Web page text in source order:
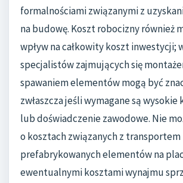
formalnościami związanymi z
na budowę. Koszt robocizny również
wpływ na całkowity koszt inwestycji;
specjalistów zajmujących się
spawaniem elementów mogą być
zwłaszcza jeśli wymagane są
lub doświadczenie zawodowe. Nie
o kosztach związanych z transportem
prefabrykowanych elementów na
ewentualnymi kosztami wynajmu